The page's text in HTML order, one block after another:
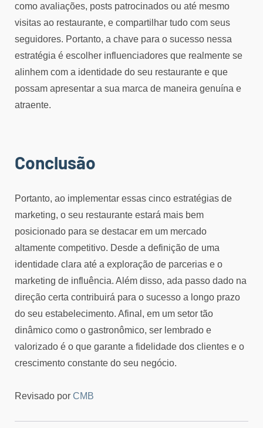
como avaliações, posts patrocinados ou até mesmo
visitas ao restaurante, e compartilhar tudo com seus
seguidores. Portanto, a chave para o sucesso nessa
estratégia é escolher influenciadores que realmente se
alinhem com a identidade do seu restaurante e que
possam apresentar a sua marca de maneira genuína e
atraente.
Conclusão
Portanto, ao implementar essas cinco estratégias de
marketing, o seu restaurante estará mais bem
posicionado para se destacar em um mercado
altamente competitivo. Desde a definição de uma
identidade clara até a exploração de parcerias e o
marketing de influência. Além disso, ada passo dado na
direção certa contribuirá para o sucesso a longo prazo
do seu estabelecimento. Afinal, em um setor tão
dinâmico como o gastronômico, ser lembrado e
valorizado é o que garante a fidelidade dos clientes e o
crescimento constante do seu negócio.
Revisado por CMB